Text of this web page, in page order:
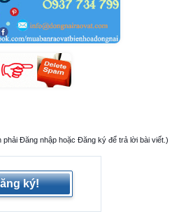
phải Đăng nhập hoặc Đăng ký để trả lời bài viết.)
ký!